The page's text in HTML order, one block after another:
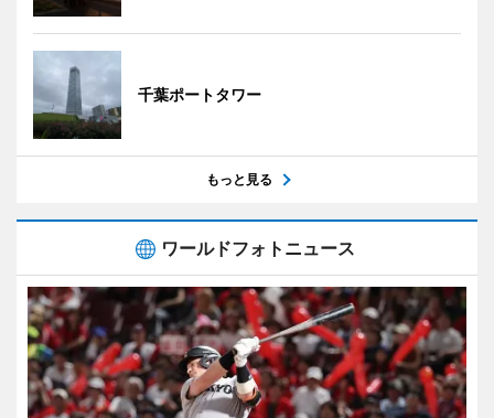
千葉ポートタワー
もっと見る
ワールドフォトニュース